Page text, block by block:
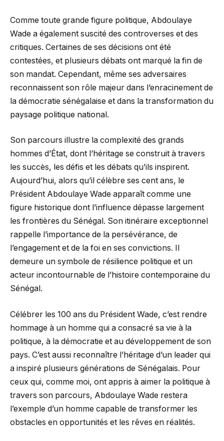
Comme toute grande figure politique, Abdoulaye
Wade a également suscité des controverses et des
critiques. Certaines de ses décisions ont été
contestées, et plusieurs débats ont marqué la fin de
son mandat. Cependant, même ses adversaires
reconnaissent son rôle majeur dans l’enracinement de
la démocratie sénégalaise et dans la transformation du
paysage politique national.
Son parcours illustre la complexité des grands
hommes d’État, dont l’héritage se construit à travers
les succès, les défis et les débats qu’ils inspirent.
Aujourd’hui, alors qu’il célèbre ses cent ans, le
Président Abdoulaye Wade apparaît comme une
figure historique dont l’influence dépasse largement
les frontières du Sénégal. Son itinéraire exceptionnel
rappelle l’importance de la persévérance, de
l’engagement et de la foi en ses convictions. Il
demeure un symbole de résilience politique et un
acteur incontournable de l’histoire contemporaine du
Sénégal.
Célébrer les 100 ans du Président Wade, c’est rendre
hommage à un homme qui a consacré sa vie à la
politique, à la démocratie et au développement de son
pays. C’est aussi reconnaître l’héritage d’un leader qui
a inspiré plusieurs générations de Sénégalais. Pour
ceux qui, comme moi, ont appris à aimer la politique à
travers son parcours, Abdoulaye Wade restera
l’exemple d’un homme capable de transformer les
obstacles en opportunités et les rêves en réalités.